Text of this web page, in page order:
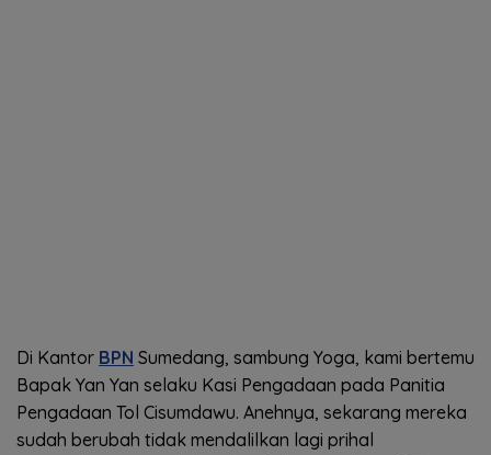
Di Kantor BPN Sumedang, sambung Yoga, kami bertemu
Bapak Yan Yan selaku Kasi Pengadaan pada Panitia
Pengadaan Tol Cisumdawu. Anehnya, sekarang mereka
sudah berubah tidak mendalilkan lagi prihal